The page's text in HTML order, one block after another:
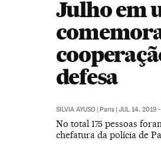
Julho em
defesa
SILVIA AYUSO | Paris | JUL 14, 2019
No total 175 pessoas
chefatura da polícia de